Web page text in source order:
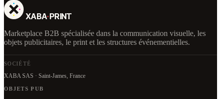
XABA·PRINT
Marketplace B2B spécialisée dans la communication visuelle, les
objets publicitaires, le print et les structures événementielles.
SOCIÉTÉ
XABA SAS · Saint-James, France
OBJETS PUB